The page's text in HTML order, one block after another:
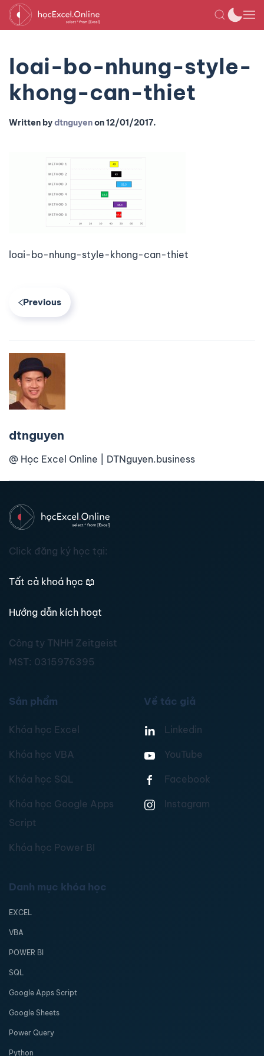
loai-bo-nhung-style-
khong-can-thiet
Written bydtnguyenon12/01/2017.
loai-bo-nhung-style-khong-can-thiet
Previous
dtnguyen
@ Học Excel Online | DTNguyen.business
Click đăng ký học tại:
Tất cả khoá học 📖
Hướng dẫn kích hoạt
Công ty TNHH Zeitgeist
MST: 0315976395
Sản phẩm
Khóa học Excel
Khóa học VBA
Khóa học SQL
Khóa học Google Apps
Script
Khóa học Power BI
Về tác giả
Linkedin
YouTube
Facebook
Instagram
Danh mục khóa học
EXCEL
VBA
POWER BI
SQL
Google Apps Script
Google Sheets
Power Query
Python